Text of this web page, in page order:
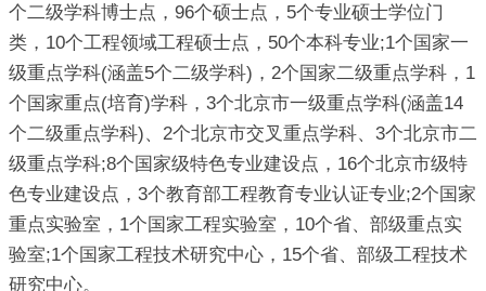
个二级学科博士点，96个硕士点，5个专业硕士学位门
类，10个工程领域工程硕士点，50个本科专业;1个国家一
级重点学科(涵盖5个二级学科)，2个国家二级重点学科，1
个国家重点(培育)学科，3个北京市一级重点学科(涵盖14
个二级重点学科)、2个北京市交叉重点学科、3个北京市二
级重点学科;8个国家级特色专业建设点，16个北京市级特
色专业建设点，3个教育部工程教育专业认证专业;2个国家
重点实验室，1个国家工程实验室，10个省、部级重点实
验室;1个国家工程技术研究中心，15个省、部级工程技术
研究中心。